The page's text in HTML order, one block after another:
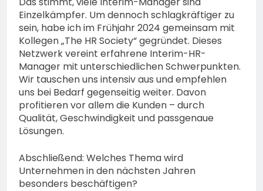
Einzelkämpfer. Um dennoch schlagkräftiger zu
sein, habe ich im Frühjahr 2024 gemeinsam mit
Kollegen „The HR Society“ gegründet. Dieses
Netzwerk vereint erfahrene Interim-HR-
Manager mit unterschiedlichen Schwerpunkten.
Wir tauschen uns intensiv aus und empfehlen
uns bei Bedarf gegenseitig weiter. Davon
profitieren vor allem die Kunden – durch
Qualität, Geschwindigkeit und passgenaue
Lösungen.
Abschließend: Welches Thema wird
Unternehmen in den nächsten Jahren
besonders beschäftigen?